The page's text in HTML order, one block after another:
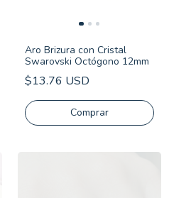
Aro Brizura con Cristal
Swarovski Octógono 12mm
$13.76 USD